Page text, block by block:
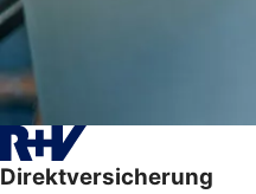
Direktversicherung